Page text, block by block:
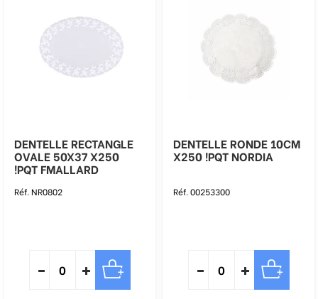
DENTELLE RECTANGLE
OVALE 50X37 X250
!PQT FMALLARD
Réf. NR0802
DENTELLE RONDE 10CM
X250 !PQT NORDIA
Réf. 00253300